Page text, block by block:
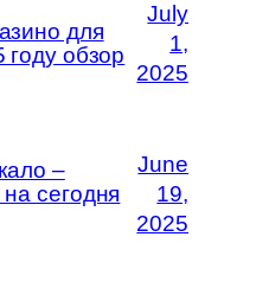
для
году обзор
July
1,
2025
–
сегодня
June
19,
2025